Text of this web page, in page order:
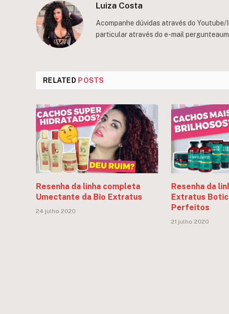
Luiza Costa
Acompanhe dúvidas através do
particular através do e-mail
RELATED POSTS
Resenha da linha completa
Umectante da Bio Extratus
24 julho 2020
Resenha da
Extratus
Perfeitos
21 julho 2020